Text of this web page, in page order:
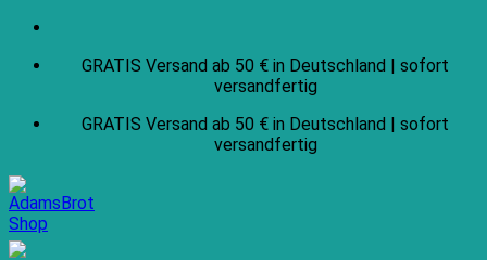
Zum
springen
GRATIS Versand ab 50 € in Deutschland | sofort
versandfertig
GRATIS Versand ab 50 € in Deutschland | sofort
versandfertig